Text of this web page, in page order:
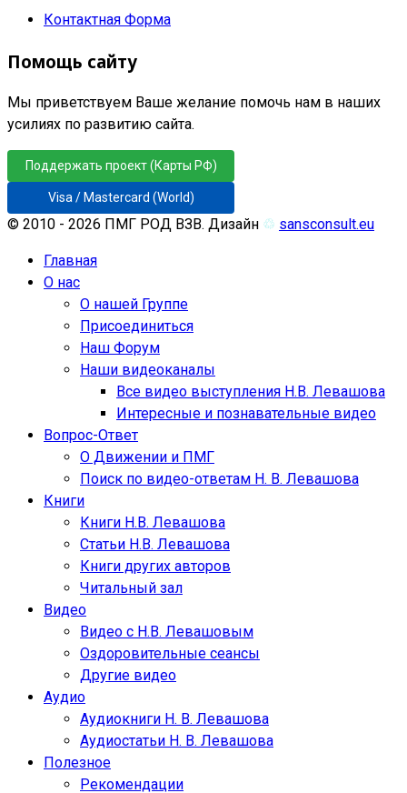
Контактная Форма
Помощь сайту
Мы приветствуем Ваше желание помочь нам в наших
усилиях по развитию сайта.
Поддержать проект (Карты РФ)
Visa / Mastercard (World)
© 2010 - 2026 ПМГ РОД ВЗВ. Дизайн ♲ sansconsult.eu
Главная
О нас
О нашей Группе
Присоединиться
Наш Форум
Наши видеоканалы
Все видео выступления Н.В. Левашова
Интересные и познавательные видео
Вопрос-Ответ
О Движении и ПМГ
Поиск по видео-ответам Н. В. Левашова
Книги
Книги Н.В. Левашова
Статьи Н.В. Левашова
Книги других авторов
Читальный зал
Видео
Видео с Н.В. Левашовым
Оздоровительные сеансы
Другие видео
Аудио
Аудиокниги Н. В. Левашова
Аудиостатьи Н. В. Левашова
Полезное
Рекомендации